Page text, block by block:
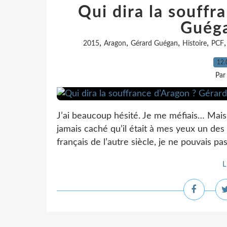
Qui dira la
2015, Aragon, Gérard Guégan, Histoire, PCF
J’ai beaucoup hésité. Je me méfiais…
jamais caché qu’il était à mes yeux un
français de l’autre siècle, je ne pouvais